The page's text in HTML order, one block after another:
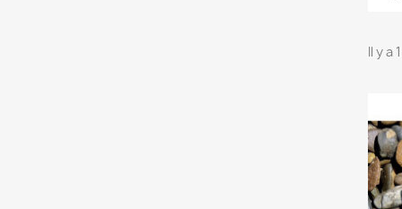
Il y a